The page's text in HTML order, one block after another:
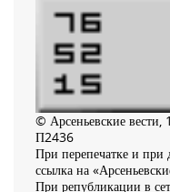
© Арсеньевские
П2436
При перепечатке и при
ссылка на
При републикации в